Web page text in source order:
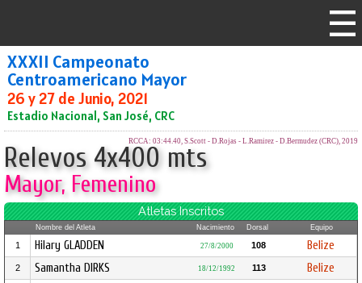
XXXII Campeonato
Centroamericano Mayor
26 y 27 de Junio, 2021
Estadio Nacional, San José, CRC
RCCA: 03:44.40, S.Scott - D.Rojas - L.Ramirez - D.Bermudez (CRC), 2019
Relevos 4x400 mts
Mayor, Femenino
Atletas Inscritos
Nombre del Atleta Nacimiento Dorsal Equipo
1 Hilary GLADDEN 27/8/2000 108 Belize
2 Samantha DIRKS 18/12/1992 113 Belize